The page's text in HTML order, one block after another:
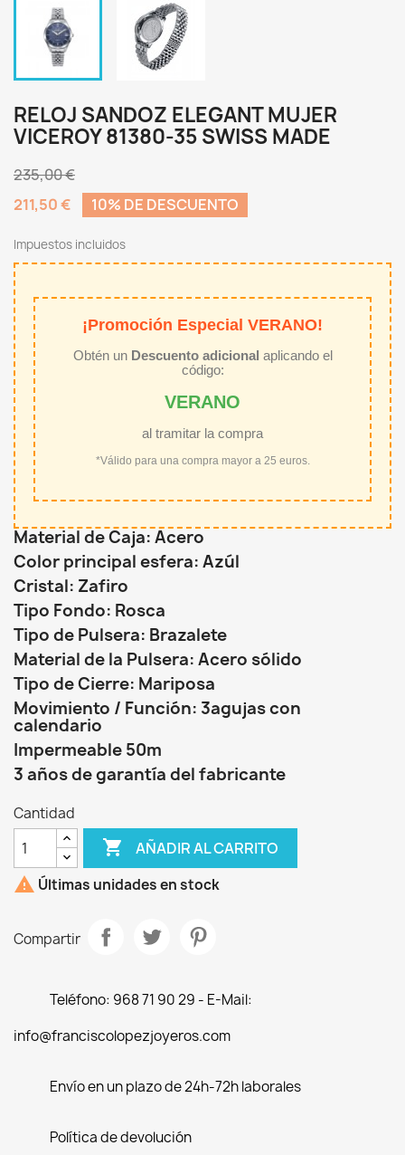
RELOJ SANDOZ ELEGANT MUJER
VICEROY 81380-35 SWISS MADE
235,00 €
211,50 €
10% DE DESCUENTO
Impuestos incluidos
¡Promoción Especial VERANO!
Obtén un Descuento adicional aplicando el
código:
VERANO
al tramitar la compra
*Válido para una compra mayor a 25 euros.
Material de Caja: Acero
Color principal esfera: Azúl
Cristal: Zafiro
Tipo Fondo: Rosca
Tipo de Pulsera: Brazalete
Material de la Pulsera: Acero sólido
Tipo de Cierre: Mariposa
Movimiento / Función: 3agujas con
calendario
Impermeable 50m
3 años de garantía del fabricante
Cantidad
 AÑADIR AL CARRITO
 Últimas unidades en stock
Compartir
Teléfono: 968 71 90 29 - E-Mail:
info@franciscolopezjoyeros.com
Envío en un plazo de 24h-72h laborales
Política de devolución